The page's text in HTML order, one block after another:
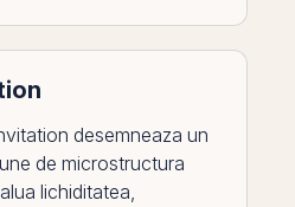
desemneaza un
de microstructura
lichiditatea,